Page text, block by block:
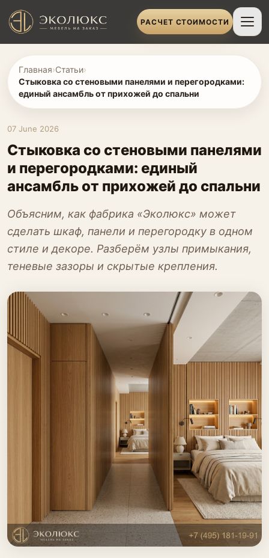
РАСЧЕТ СТОИМОСТИ
Главная›Статьи›
Стыковка со стеновыми панелями и перегородками:
единый ансамбль от прихожей до спальни
07 June 2026
Стыковка со стеновыми панелями
и перегородками: единый
ансамбль от прихожей до спальни
Объясним, как фабрика «Эколюкс» может
сделать шкаф, панели и перегородку в одном
стиле и декоре. Разберём узлы примыкания,
теневые зазоры и скрытые крепления.